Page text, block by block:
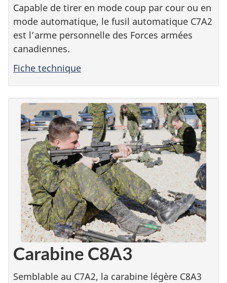
Capable de tirer en mode coup par cour ou en
mode automatique, le fusil automatique C7A2
est l’arme personnelle des Forces armées
canadiennes.
Fiche technique
Carabine C8A3
Semblable au C7A2, la carabine légère C8A3